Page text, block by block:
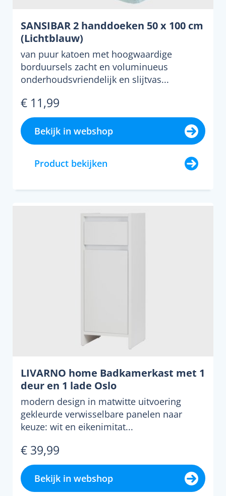
SANSIBAR 2 handdoeken 50 x 100 cm
(Lichtblauw)
van puur katoen met hoogwaardige
borduursels zacht en voluminueus
onderhoudsvriendelijk en slijtvas...
€ 11,99
Bekijk in webshop
Product bekijken
LIVARNO home Badkamerkast met 1
deur en 1 lade Oslo
modern design in matwitte uitvoering
gekleurde verwisselbare panelen naar
keuze: wit en eikenimitat...
€ 39,99
Bekijk in webshop